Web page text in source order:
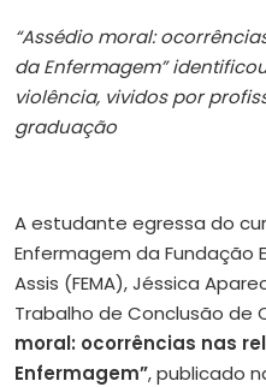
“Assédio moral:
da Enfermagem”
violência, vividos por
graduação
A estudante egressa do
Enfermagem da Fundação
Assis (FEMA), Jéssica
Trabalho de Conclusão de
moral: ocorrências nas
Enfermagem”, publicado